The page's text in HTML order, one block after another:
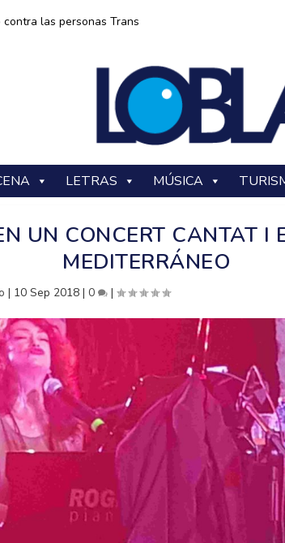
las personas Trans
LETRAS MÚSICA
UN CONCERT CANTAT I
MEDITERRÁNEO
| 10 Sep 2018 |0 |